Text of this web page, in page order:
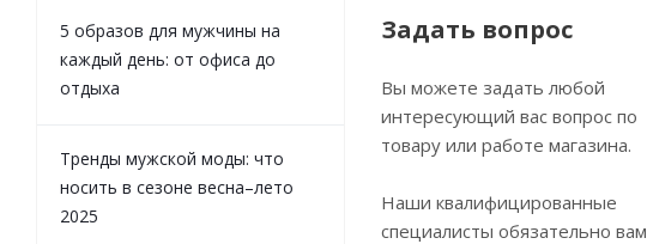
Задать вопрос
Вы можете задать любой
интересующий вас вопрос по
товару или работе магазина.
Наши квалифицированные
специалисты обязательно вам
5 образов для мужчины на
каждый день: от офиса до
отдыха
Тренды мужской моды: что
носить в сезоне весна–лето
2025